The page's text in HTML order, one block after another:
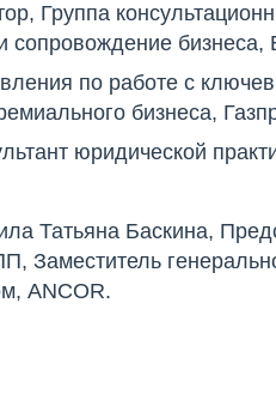
Группа
сопровождение бизнеса,
по работе с
бизнеса,
юридической
Татьяна Баскина,
Заместитель
ANCOR.